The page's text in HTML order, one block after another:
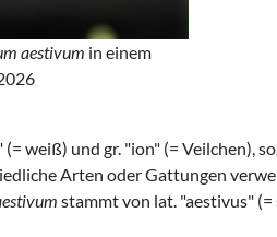
aestivum in einem
(= weiß) und gr. "ion" (= Veilchen),
Arten oder Gattungen
stammt von lat. "aestivus"